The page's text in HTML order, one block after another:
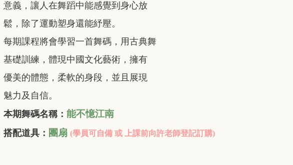
意義，讓人在舞蹈中能感覺到身心放
鬆，除了運動塑身還能紓壓。
每期課程將會學習一首舞碼，用古典舞
基礎訓練，體現中國文化藝術，擁有
優美的體態，柔軟的身段，並且展現
魅力及自信。
本期舞碼名稱： 能不憶江南
搭配道具： 團扇 (學員可自備 或 上課前向許老師登記訂購)